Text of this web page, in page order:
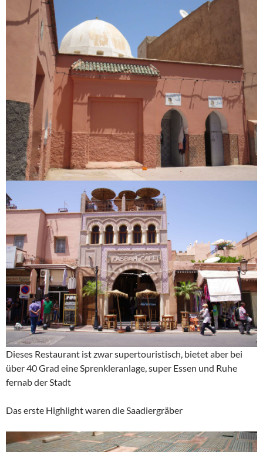
Dieses Restaurant ist zwar supertouristisch, bietet aber bei
über 40 Grad eine Sprenkleranlage, super Essen und Ruhe
fernab der Stadt
Das erste Highlight waren die Saadiergräber